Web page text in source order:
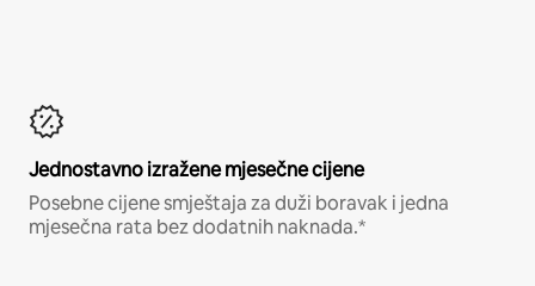
Jednostavno izražene mjesečne cijene
Posebne cijene smještaja za duži boravak i jedna
mjesečna rata bez dodatnih naknada.*